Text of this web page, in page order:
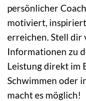
persönlicher
motiviert,
erreichen. Stell dir
Informationen zu
Leistung direkt im
Schwimmen oder
macht es möglich!